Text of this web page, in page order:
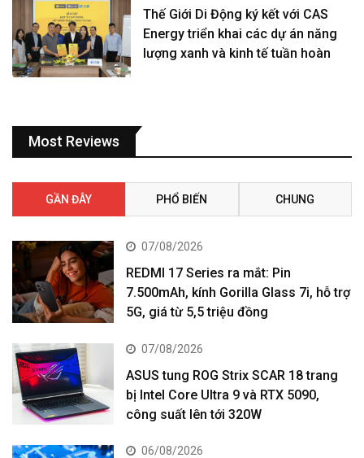
Thế Giới Di Động ký kết với CAS
Energy triển khai các dự án năng
lượng xanh và kinh tế tuần hoàn
Most Reviews
GẦN ĐÂY PHỔ BIẾN CHUNG
07/08/2026
REDMI 17 Series ra mắt: Pin
7.500mAh, kính Gorilla Glass 7i, hỗ trợ
5G, giá từ 5,5 triệu đồng
07/08/2026
ASUS tung ROG Strix SCAR 18 trang
bị Intel Core Ultra 9 và RTX 5090,
công suất lên tới 320W
06/08/2026